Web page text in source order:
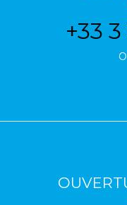
+33